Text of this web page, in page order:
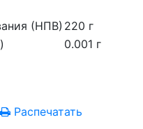
(НПВ) 220 г
0.001 г
Распечатать